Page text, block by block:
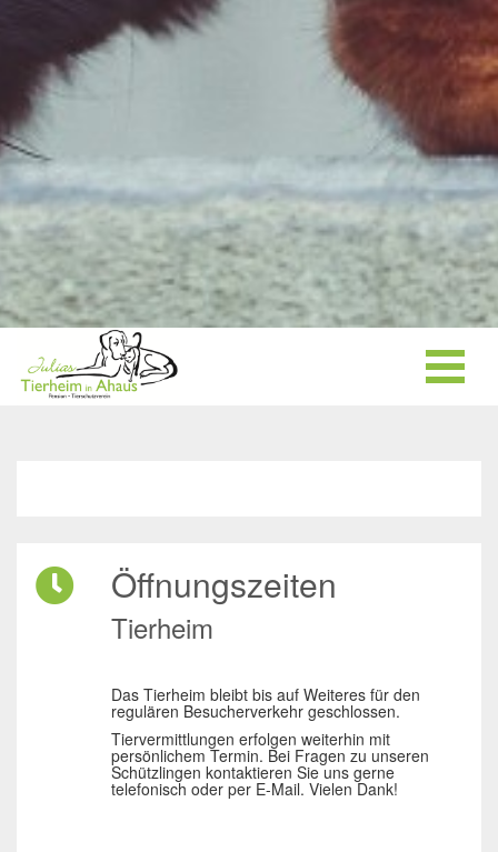
Öffnungszeiten
Tierheim
Das Tierheim bleibt bis auf Weiteres für den
regulären Besucherverkehr geschlossen.
Tiervermittlungen erfolgen weiterhin mit
persönlichem Termin. Bei Fragen zu unseren
Schützlingen kontaktieren Sie uns gerne
telefonisch oder per E-Mail. Vielen Dank!